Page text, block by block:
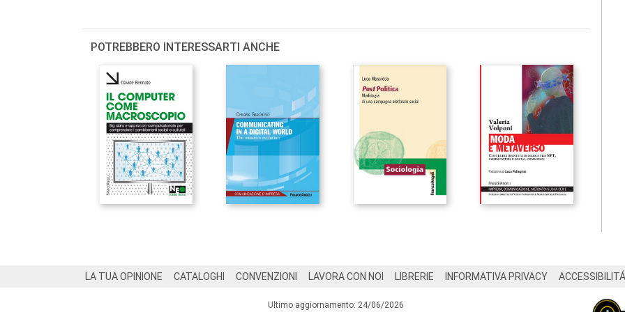
POTREBBERO INTERESSARTI ANCHE
LA TUA OPINIONE CATALOGHI CONVENZIONI LAVORA CON NOI LIBRERIE INFORMATIVA PRIVACY ACCESSIBILITÁ
Ultimo aggiornamento: 24/06/2026